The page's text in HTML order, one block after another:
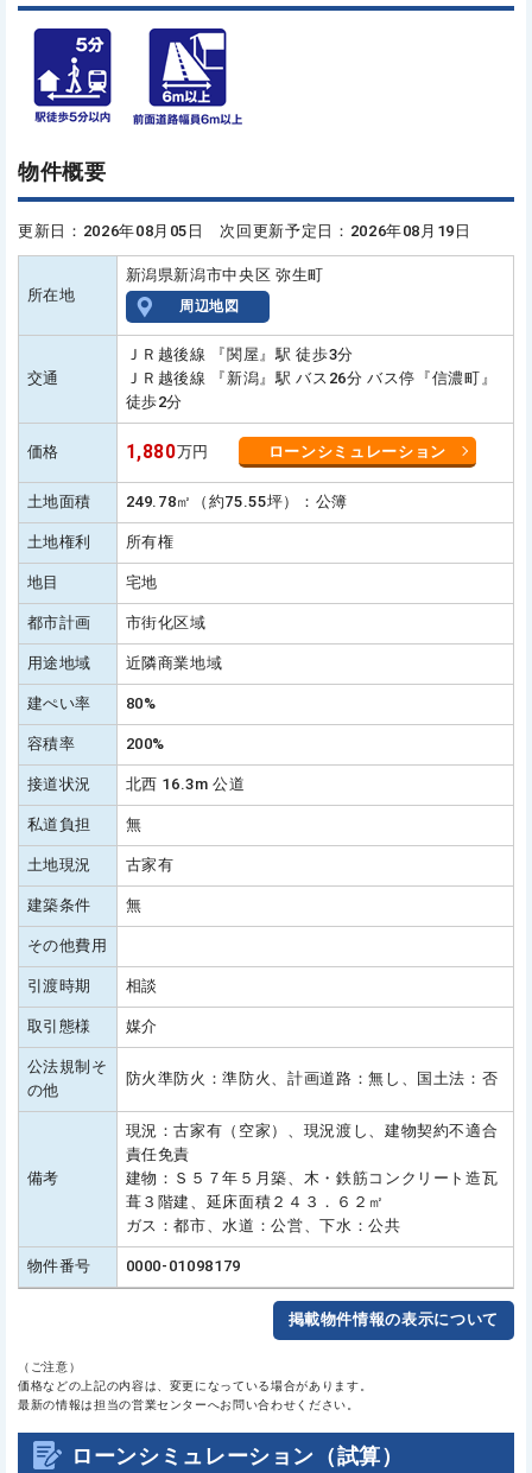
物件概要
更新日：2026年08月05日 次回更新予定日：2026年08月19日
所在地
新潟県新潟市中央区 弥生町
周辺地図
交通
ＪＲ越後線 『関屋』駅 徒歩3分
ＪＲ越後線 『新潟』駅 バス26分 バス停『信濃町』
徒歩2分
価格 1,880万円 ローンシミュレーション
土地面積 249.78㎡（約75.55坪）：公簿
土地権利 所有権
地目 宅地
都市計画 市街化区域
用途地域 近隣商業地域
建ぺい率 80%
容積率 200%
接道状況 北西 16.3m 公道
私道負担 無
土地現況 古家有
建築条件 無
その他費用
引渡時期 相談
取引態様 媒介
公法規制そ
の他
防火準防火：準防火、計画道路：無し、国土法：否
備考
現況：古家有（空家）、現況渡し、建物契約不適合
責任免責
建物：Ｓ５７年５月築、木・鉄筋コンクリート造瓦
葺３階建、延床面積２４３．６２㎡
ガス：都市、水道：公営、下水：公共
物件番号 0000-01098179
掲載物件情報の表示について
（ご注意）
価格などの上記の内容は、変更になっている場合があります。
最新の情報は担当の営業センターへお問い合わせください。
ローンシミュレーション（試算）